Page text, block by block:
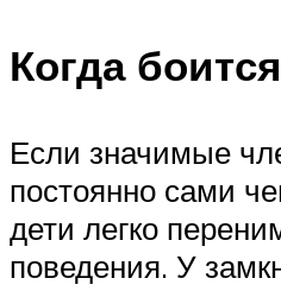
Когда
Если значимые
постоянно сами
дети легко
поведения. У